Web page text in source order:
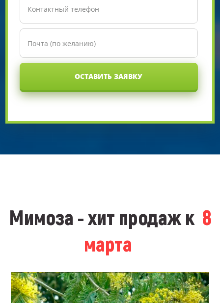
ОСТАВИТЬ ЗАЯВКУ
Мимоза - хит продаж к 8
марта